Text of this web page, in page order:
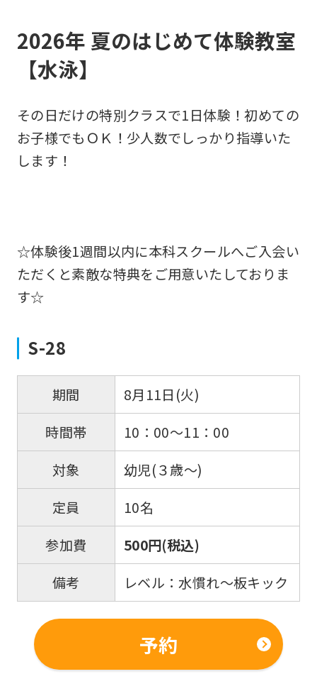
2026年 夏のはじめて体験教室
【水泳】
その日だけの特別クラスで1日体験！初めての
お子様でもＯＫ！少人数でしっかり指導いた
します！
☆体験後1週間以内に本科スクールへご入会い
ただくと素敵な特典をご用意いたしておりま
す☆
S-28
期間
8月11日(火)
時間帯
10：00～11：00
対象
幼児(３歳～)
定員
10名
参加費
500円(税込)
備考
レベル：水慣れ～板キック
予約